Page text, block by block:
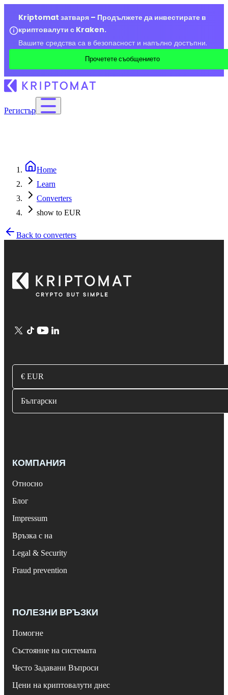
Kriptomat затваря – Продължете да инвестирате в
криптовалути с Kraken.
Вашите средства са в безопасност и напълно достъпни.
Прочетете съобщението
Регистър
Home
Learn
Converters
show to EUR
Back to converters
€ EUR
Български
КОМПАНИЯ
Относно
Блог
Impressum
Връзка с на
Legal & Security
Fraud prevention
ПОЛЕЗНИ ВРЪЗКИ
Помогне
Състояние на системата
Често Задавани Въпроси
Цени на криптовалути днес